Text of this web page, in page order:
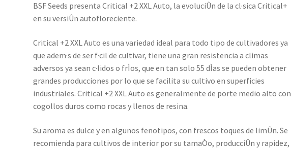
BSF Seeds presenta Critical +2 XXL Auto, la evoluciÛn de la cl·sica Critical+
en su versiÛn autofloreciente.
Critical +2 XXL Auto es una variedad ideal para todo tipo de cultivadores ya
que adem·s de ser f·cil de cultivar, tiene una gran resistencia a climas
adversos ya sean c·lidos o frÌos, que en tan solo 55 dÌas se pueden obtener
grandes producciones por lo que se facilita su cultivo en superficies
industriales. Critical +2 XXL Auto es generalmente de porte medio alto con
cogollos duros como rocas y llenos de resina.
Su aroma es dulce y en algunos fenotipos, con frescos toques de limÛn. Se
recomienda para cultivos de interior por su tamaÒo, producciÛn y rapidez,